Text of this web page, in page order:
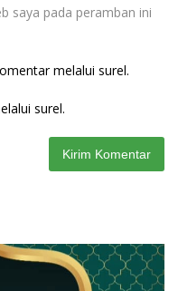
saya pada peramban ini
melalui surel.
surel.